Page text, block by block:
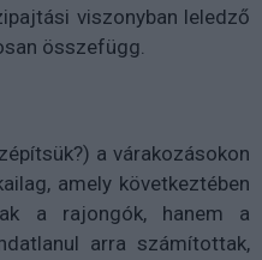
viszonyban leledző
összefügg.
a várakozásokon
amely következtében
a rajongók, hanem a
arra számítottak,